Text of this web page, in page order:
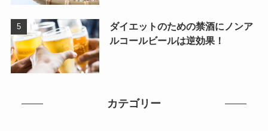
ダイエットのための禁酒にノンア
ルコールビールは逆効果！
カテゴリー